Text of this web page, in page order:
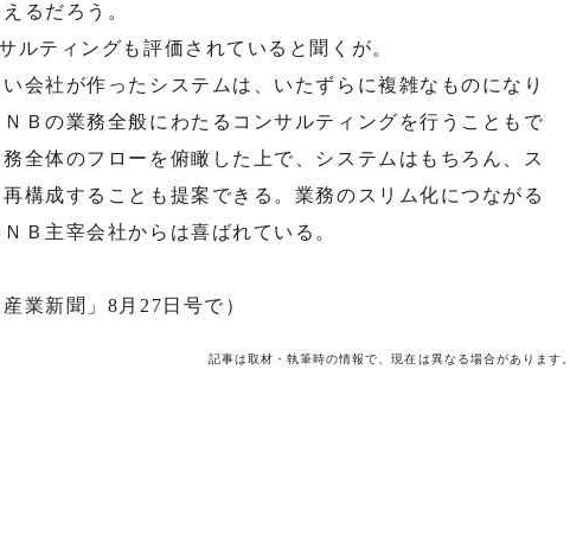
るだろう。
ティングも評価されていると聞くが。
会社が作ったシステムは、いたずらに複雑なものになり
Ｂの業務全般にわたるコンサルティングを行うこともで
全体のフローを俯瞰した上で、システムはもちろん、ス
構成することも提案できる。業務のスリム化につながる
Ｂ主宰会社からは喜ばれている。
業新聞」8月27日号で）
記事は取材・執筆時の情報で、現在は異なる場合があります。